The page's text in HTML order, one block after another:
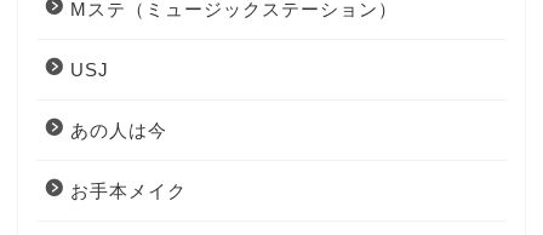
Mステ（ミュージックステーション）
USJ
あの人は今
お手本メイク